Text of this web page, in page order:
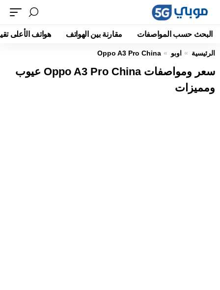
البحث حسب المواصفات مقارنة بين الهواتف هواتف الأعلى
الرئيسية اوبو Oppo A3 Pro China
سعر ومواصفات Oppo A3 Pro China عيوب
ومميزات